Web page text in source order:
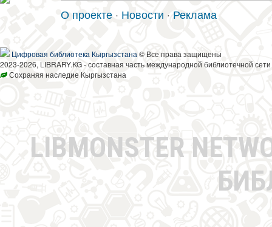
О проекте · Новости · Реклама
Цифровая библиотека Кыргызстана © Все права защищены
2023-2026, LIBRARY.KG - составная часть международной библиотечной
Сохраняя наследие Кыргызстана
LIBMONSTER